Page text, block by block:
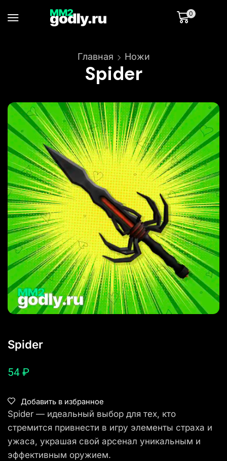
0
Главная Ножи
Spider
Spider
54 ₽
Добавить в избранное
Spider — идеальный выбор для тех, кто
стремится привнести в игру элементы страха и
ужаса, украшая свой арсенал уникальным и
эффективным оружием.